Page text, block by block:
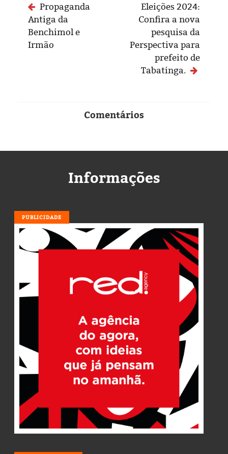
Propaganda
Antiga da
Benchimol e
Irmão
Eleições 2024:
Confira a nova
pesquisa da
Perspectiva para
prefeito de
Tabatinga.
Comentários
Informações
PUBLICIDADE